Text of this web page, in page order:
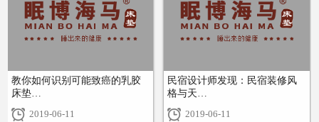
教你如何识别可能致癌的乳胶
床垫…
2019-06-11
民宿设计师发现：民宿装修风
格与天…
2019-06-11